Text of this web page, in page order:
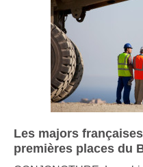
Les majors
premières places du